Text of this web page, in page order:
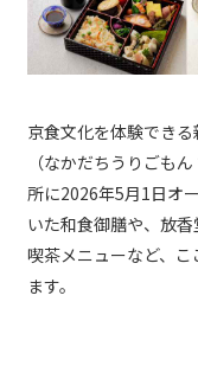
京食文化を体験でき
（なかだちうりごも
所に2026年5月1日オ
いた和食御膳や、放
喫茶メニューなど、
ます。